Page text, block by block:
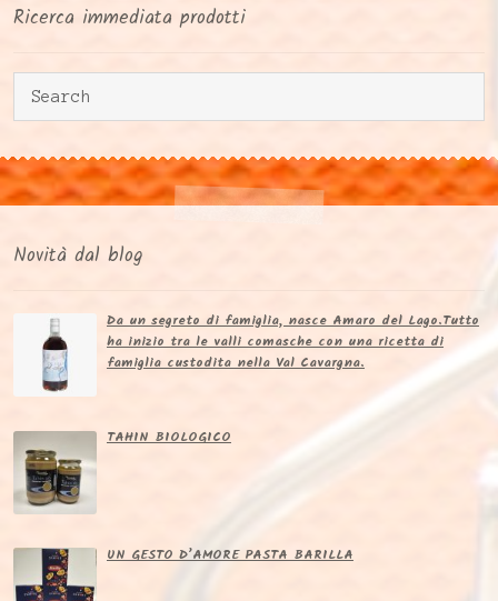
Ricerca immediata prodotti
Novità dal blog
Da un segreto di famiglia, nasce Amaro del Lago.​Tutto
ha inizio tra le valli comasche con una ricetta di
famiglia custodita nella Val Cavargna.
TAHIN BIOLOGICO
UN GESTO D’AMORE PASTA BARILLA